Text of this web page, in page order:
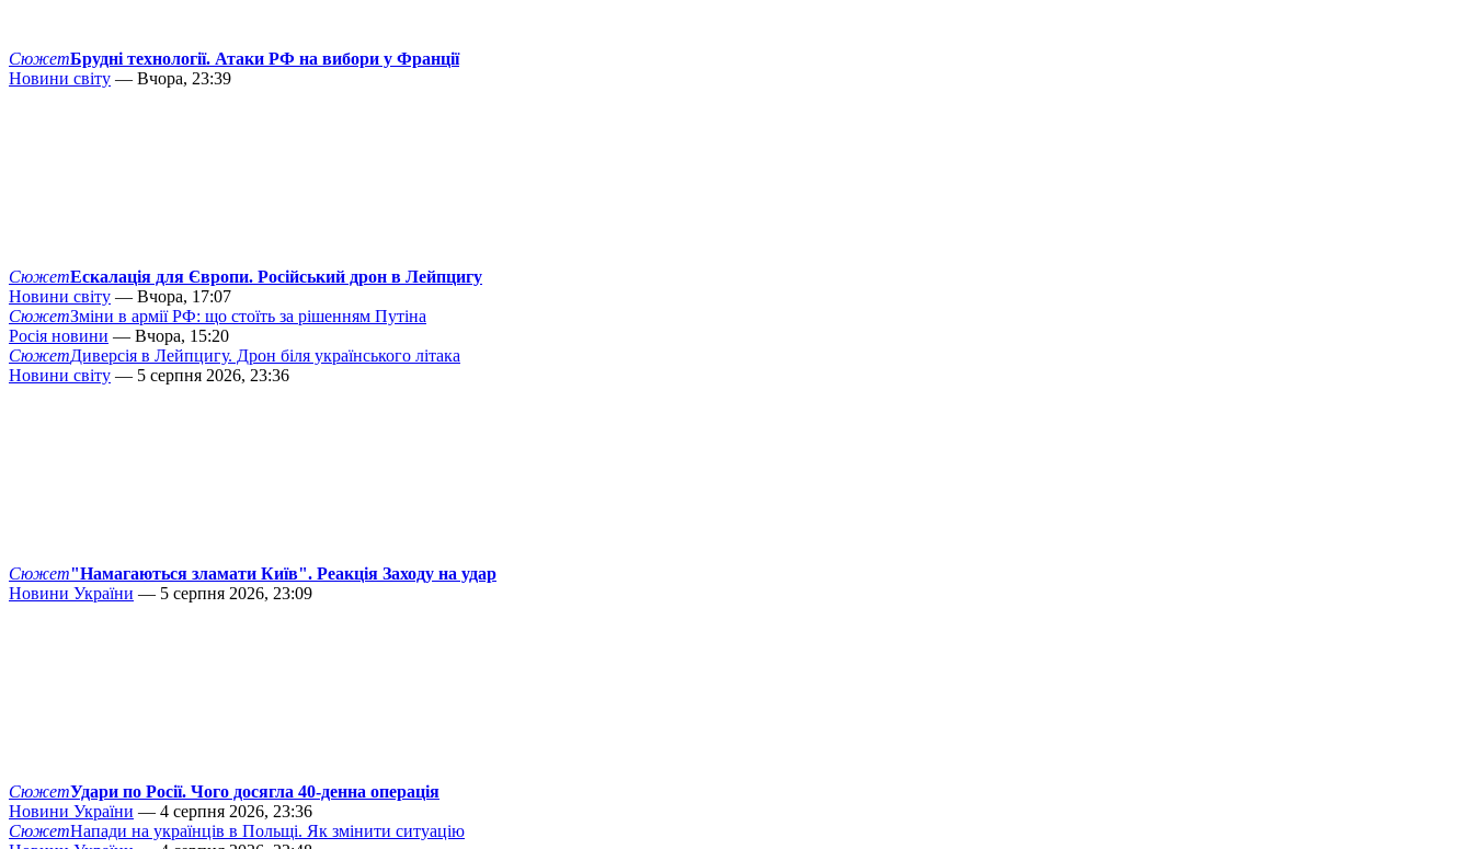
СюжетБрудні технології. Атаки РФ на вибори у Франції
Новини світу — Вчора, 23:39
СюжетЕскалація для Європи. Російський дрон в Лейпцигу
Новини світу — Вчора, 17:07
СюжетЗміни в армії РФ: що стоїть за рішенням Путіна
Росія новини — Вчора, 15:20
СюжетДиверсія в Лейпцигу. Дрон біля українського літака
Новини світу — 5 серпня 2026, 23:36
Сюжет"Намагаються зламати Київ". Реакція Заходу на удар
Новини України — 5 серпня 2026, 23:09
СюжетУдари по Росії. Чого досягла 40-денна операція
Новини України — 4 серпня 2026, 23:36
СюжетНапади на українців в Польщі. Як змінити ситуацію